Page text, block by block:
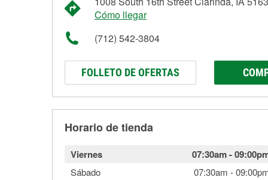
Cómo llegar
(712) 542-3804
FOLLETO DE OFERTAS
Horario de tienda
Viernes 07:30am-
Sábado 07:30am -